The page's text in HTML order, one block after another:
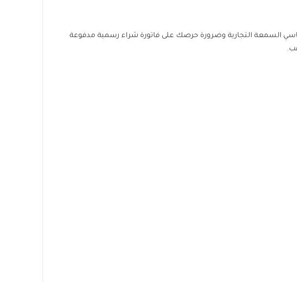
السمعة التجارية وضرورة حرصك على فاتورة شراء رسمية مدفوعة